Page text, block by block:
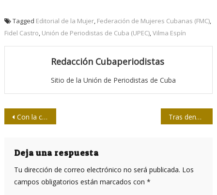
Tagged Editorial de la Mujer, Federación de Mujeres Cubanas (FMC),
Fidel Castro, Unión de Periodistas de Cuba (UPEC),Vilma Espín
Redacción Cubaperiodistas
Sitio de la Unión de Periodistas de Cuba
Navegación
entradas
Con la cooperación de todos, venceremos esta gran batalla por la vida Tras denuncia internacional, Google devuelve cuentas cubanas bloqueadas
Deja una respuesta
Tu dirección de correo electrónico no será publicada. Los
campos obligatorios están marcados con *